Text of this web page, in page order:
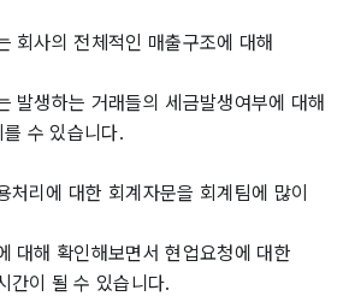
회사의 전체적인 매출구조에 대해
발생하는 거래들의 세금발생여부에 대해
수 있습니다.
처리에 대한 회계자문을 회계팀에 많이
대해 확인해보면서 현업요청에 대한
간이 될 수 있습니다.